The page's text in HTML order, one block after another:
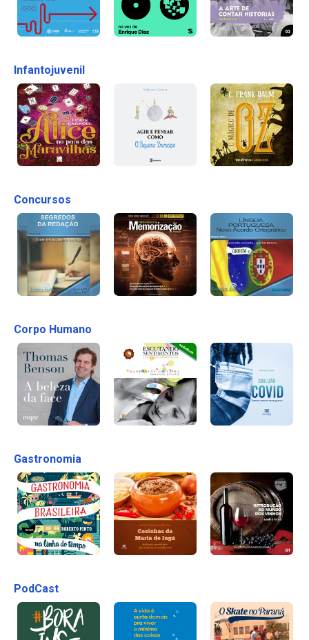
Infantojuvenil
Concursos
Corpo Humano
Gastronomia
PodCast